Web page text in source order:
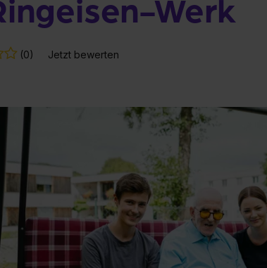
(0) Jetzt bewerten
gibt es (eigentlich) was Cooles zu sehen!
ist ein Platzhalter für Video-Content von YouTube.
Ja, ich erlaube die externen Inhalte von YouTube.
damit einverstanden, dass mir die externen Inhalte angezeigt
übermittelt werden. Mehr Infos gibt es in der